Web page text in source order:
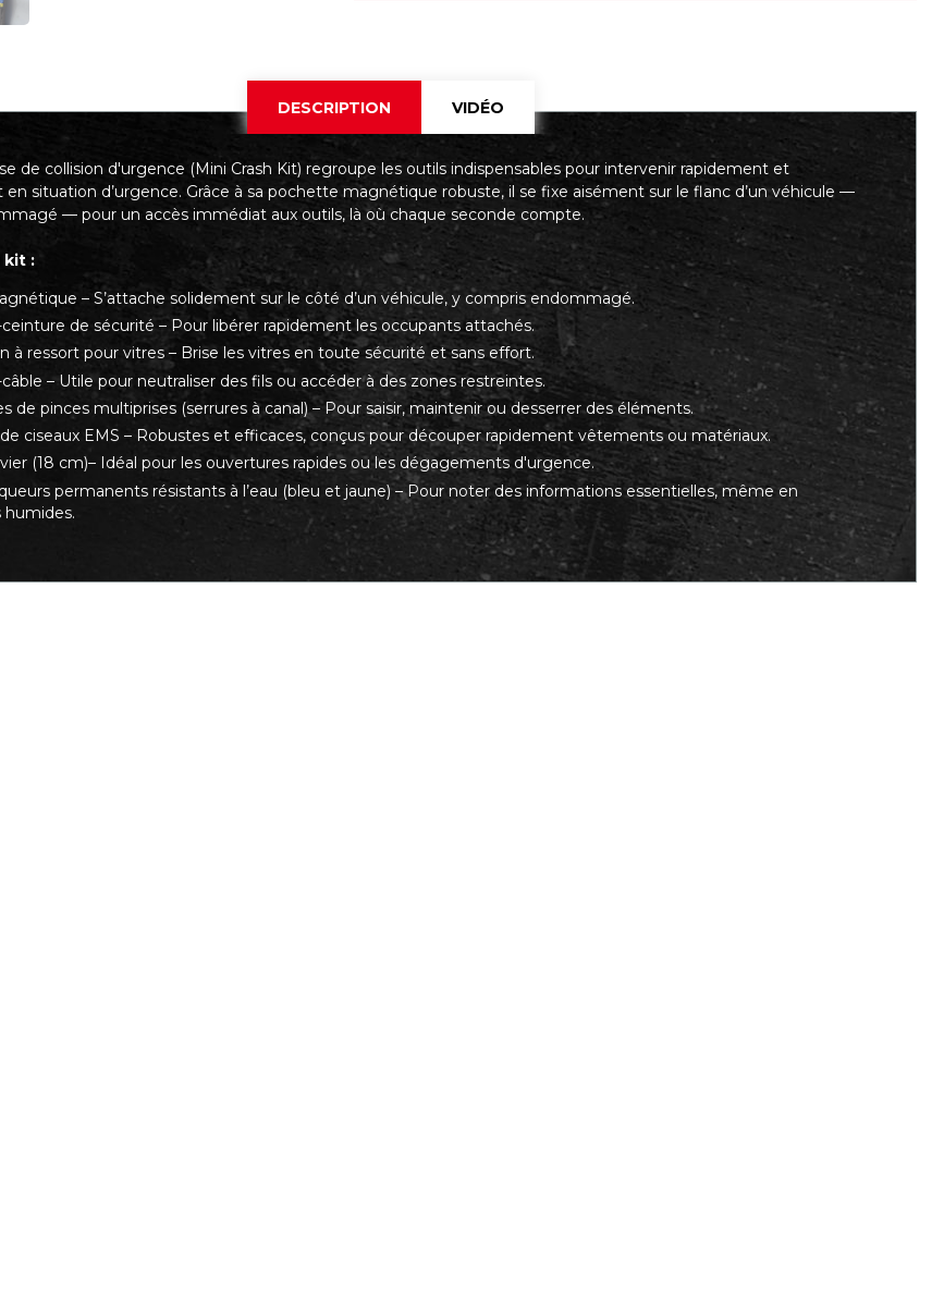
DESCRIPTION VIDÉO
de collision d'urgence (Mini Crash Kit) regroupe les outils indispensables pour intervenir rapidement et
situation d’urgence. Grâce à sa pochette magnétique robuste, il se fixe aisément sur le flanc d’un véhicule —
— pour un accès immédiat aux outils, là où chaque seconde compte.
kit :
– S’attache solidement sur le côté d’un véhicule, y compris endommagé.
de sécurité – Pour libérer rapidement les occupants attachés.
à ressort pour vitres – Brise les vitres en toute sécurité et sans effort.
– Utile pour neutraliser des fils ou accéder à des zones restreintes.
de pinces multiprises (serrures à canal) – Pour saisir, maintenir ou desserrer des éléments.
ciseaux EMS – Robustes et efficaces, conçus pour découper rapidement vêtements ou matériaux.
(18 cm)– Idéal pour les ouvertures rapides ou les dégagements d'urgence.
permanents résistants à l’eau (bleu et jaune) – Pour noter des informations essentielles, même en
humides.